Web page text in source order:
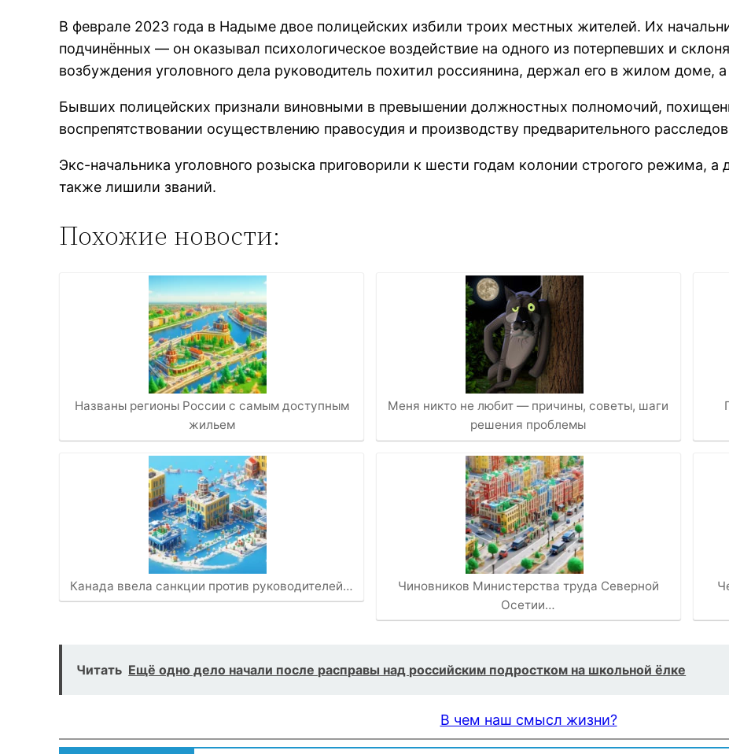
В феврале 2023 года в Надыме двое полицейских избили троих местных жителей. Их
подчинённых — он оказывал психологическое воздействие на одного из потерпевших и
возбуждения уголовного дела руководитель похитил россиянина, держал его в жилом доме,
Бывших полицейских признали виновными в превышении должностных полномочий,
воспрепятствовании осуществлению правосудия и производству предварительного
Экс-начальника уголовного розыска приговорили к шести годам колонии строгого режима,
также лишили званий.
Похожие новости:
Названы регионы России с самым доступным
жильем
Канада ввела санкции против руководителей…
Меня никто не любит — причины, советы, шаги
решения проблемы
Чиновников Министерства труда Северной
Осетии…
Читать Ещё одно дело начали после расправы над российским подростком на школьной ёлке
В чем наш смысл жизни?